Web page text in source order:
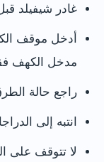
غادر شيفيلد
أدخل موقف
مدخل الكهف
راجع حالة
انتبه إلى
لا تتوقف على